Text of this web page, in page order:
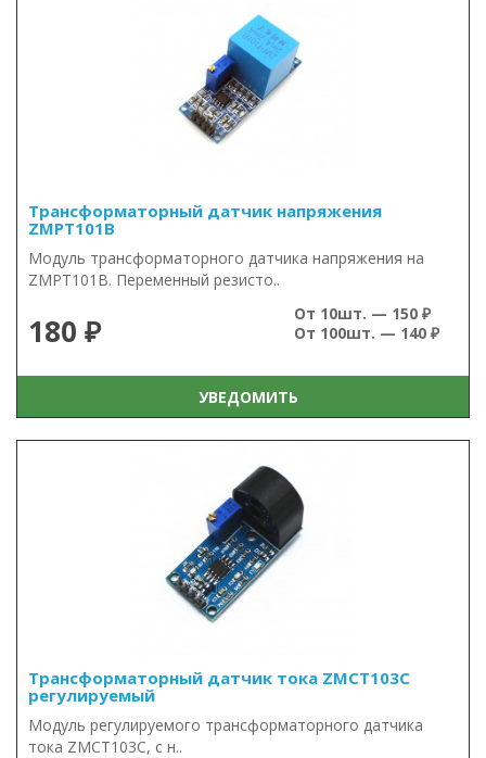
Трансформаторный датчик напряжения
ZMPT101B
Модуль трансформаторного датчика напряжения на
ZMPT101B. Переменный резисто..
180 ₽
От 10шт. — 150 ₽
От 100шт. — 140 ₽
УВЕДОМИТЬ
Трансформаторный датчик тока ZMCT103C
регулируемый
Модуль регулируемого трансформаторного датчика
тока ZMCT103C, с н..